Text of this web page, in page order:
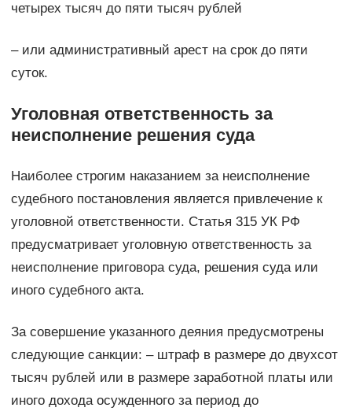
четырех тысяч до пяти тысяч рублей
– или административный арест на срок до пяти
суток.
Уголовная ответственность за
неисполнение решения суда
Наиболее строгим наказанием за неисполнение
судебного постановления является привлечение к
уголовной ответственности. Статья 315 УК РФ
предусматривает уголовную ответственность за
неисполнение приговора суда, решения суда или
иного судебного акта.
За совершение указанного деяния предусмотрены
следующие санкции: – штраф в размере до двухсот
тысяч рублей или в размере заработной платы или
иного дохода осужденного за период до